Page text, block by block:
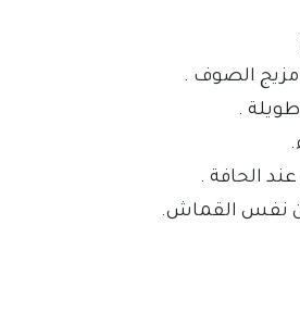
الصوف .
.
الحافة .
من نفس القماش.